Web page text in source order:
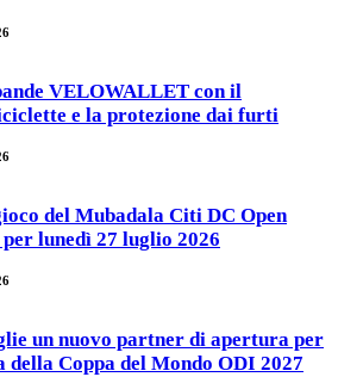
VELOWALLET con il
e la protezione dai furti
del Mubadala Citi DC Open
lunedì 27 luglio 2026
un nuovo partner di apertura per
Coppa del Mondo ODI 2027